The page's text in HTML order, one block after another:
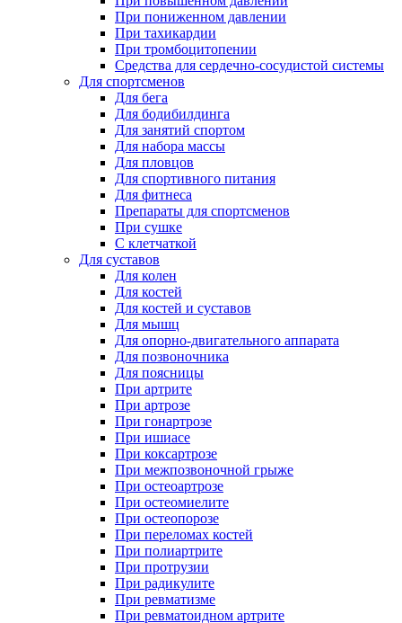
При пониженном давлении
При тахикардии
При тромбоцитопении
Средства для сердечно-сосудистой системы
Для спортсменов
Для бега
Для бодибилдинга
Для занятий спортом
Для набора массы
Для пловцов
Для спортивного питания
Для фитнеса
Препараты для спортсменов
При сушке
С клетчаткой
Для суставов
Для колен
Для костей
Для костей и суставов
Для мышц
Для опорно-двигательного аппарата
Для позвоночника
Для поясницы
При артрите
При артрозе
При гонартрозе
При ишиасе
При коксартрозе
При межпозвоночной грыже
При остеоартрозе
При остеомиелите
При остеопорозе
При переломах костей
При полиартрите
При протрузии
При радикулите
При ревматизме
При ревматоидном артрите